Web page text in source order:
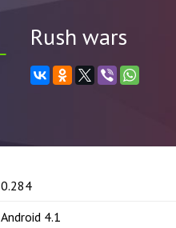
Rush wars
0.284
Android 4.1